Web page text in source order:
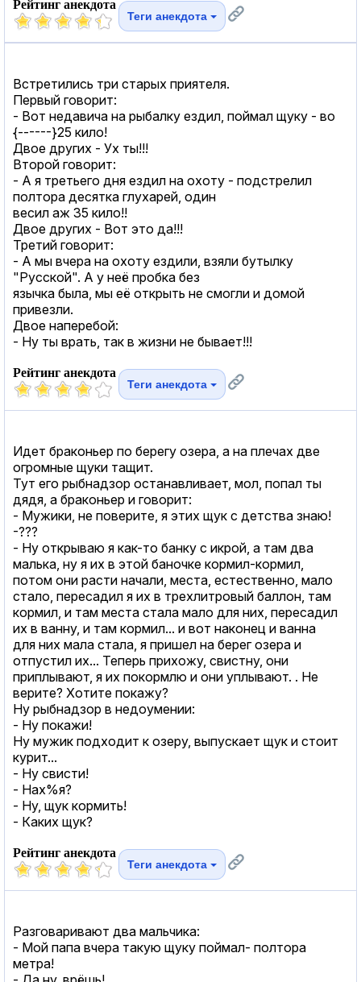
Рейтинг анекдота
Теги анекдота
Встретились три старых приятеля.
Первый говорит:
- Вот недавича на рыбалку ездил, поймал щуку - во
{------}25 кило!
Двое других - Ух ты!!!
Второй говорит:
- А я третьего дня ездил на охоту - подстрелил
полтора десятка глухарей, один
весил аж 35 кило!!
Двое других - Вот это да!!!
Третий говорит:
- А мы вчера на охоту ездили, взяли бутылку
"Русской". А у неё пробка без
язычка была, мы её открыть не смогли и домой
привезли.
Двое наперебой:
- Hу ты врать, так в жизни не бывает!!!
Рейтинг анекдота
Теги анекдота
Идет браконьер по берегу озера, а на плечах две
огромные щуки тащит.
Тут его рыбнадзор останавливает, мол, попал ты
дядя, а браконьер и говорит:
- Мужики, не поверите, я этих щук с детства знаю!
-???
- Ну открываю я как-то банку с икрой, а там два
малька, ну я их в этой баночке кормил-кормил,
потом они расти начали, места, естественно, мало
стало, пересадил я их в трехлитровый баллон, там
кормил, и там места стала мало для них, пересадил
их в ванну, и там кормил... и вот наконец и ванна
для них мала стала, я пришел на берег озера и
отпустил их... Теперь прихожу, свистну, они
приплывают, я их покормлю и они уплывают. . Не
верите? Хотите покажу?
Ну рыбнадзор в недоумении:
- Ну покажи!
Ну мужик подходит к озеру, выпускает щук и стоит
курит...
- Ну свисти!
- Нах%я?
- Ну, щук кормить!
- Каких щук?
Рейтинг анекдота
Теги анекдота
Разговаривают два мальчика:
- Мой папа вчера такую щуку поймал- полтора
метра!